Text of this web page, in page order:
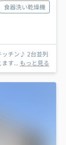
食器洗い乾燥機
2台並列
す... もっと見る